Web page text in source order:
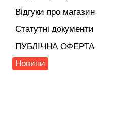
Відгуки про магазин
Статутні документи
ПУБЛІЧНА ОФЕРТА
Новини